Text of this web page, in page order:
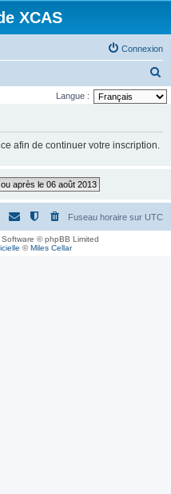
XCAS
Connexion
e
h
Langue :
afin de continuer votre inscription.
ou après le 06 août 2013
Fuseau horaire sur UTC
© phpBB Limited
©Miles Cellar